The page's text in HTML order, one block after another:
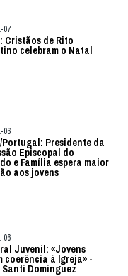
07
Cristãos de Rito
celebram o Natal
06
Portugal: Presidente da
Episcopal do
e Família espera maior
aos jovens
06
Juvenil: «Jovens
coerência à Igreja» -
Santi Dominguez